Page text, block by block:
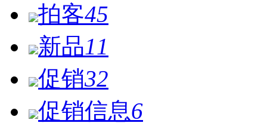
拍客45
新品11
促销32
促销信息6